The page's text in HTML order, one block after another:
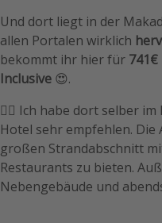
Und dort liegt in der
allen Portalen wirklich
bekommt ihr hier für 741€
Inclusive 😍.
🏴‍☠️ Ich habe dort selber
Hotel sehr empfehlen.
großen Strandabschnitt
Restaurants zu bieten.
Nebengebäude und